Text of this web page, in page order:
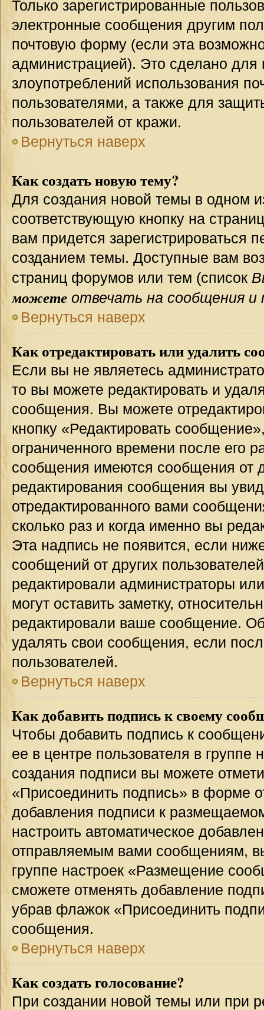
Только зарегистрированные
электронные сообщения другим
почтовую форму (если эта
администрацией). Это сделано для
злоупотреблений использования
пользователями, а также для
пользователей от кражи.
Вернуться наверх
Как создать новую тему?
Для создания новой темы в одном
соответствующую кнопку на
вам придется зарегистрироваться
созданием темы. Доступные вам
страниц форумов или тем (список
можете отвечать на сообщения и
Вернуться наверх
Как отредактировать или удалить
Если вы не являетесь
то вы можете редактировать и
сообщения. Вы можете
кнопку «Редактировать
ограниченного времени после его
сообщения имеются сообщения от
редактирования сообщения вы
отредактированного вами
сколько раз и когда именно вы
Эта надпись не появится, если
сообщений от других
редактировали администраторы
могут оставить заметку,
редактировали ваше сообщение.
удалять свои сообщения, если
пользователей.
Вернуться наверх
Как добавить подпись к своему
Чтобы добавить подпись к
ее в центре пользователя в
создания подписи вы можете
«Присоединить подпись» в форме
добавления подписи к
настроить автоматическое
отправляемым вами сообщениям,
группе настроек «Размещение
сможете отменять добавление
убрав флажок «Присоединить
сообщения.
Вернуться наверх
Как создать голосование?
При создании новой темы или при